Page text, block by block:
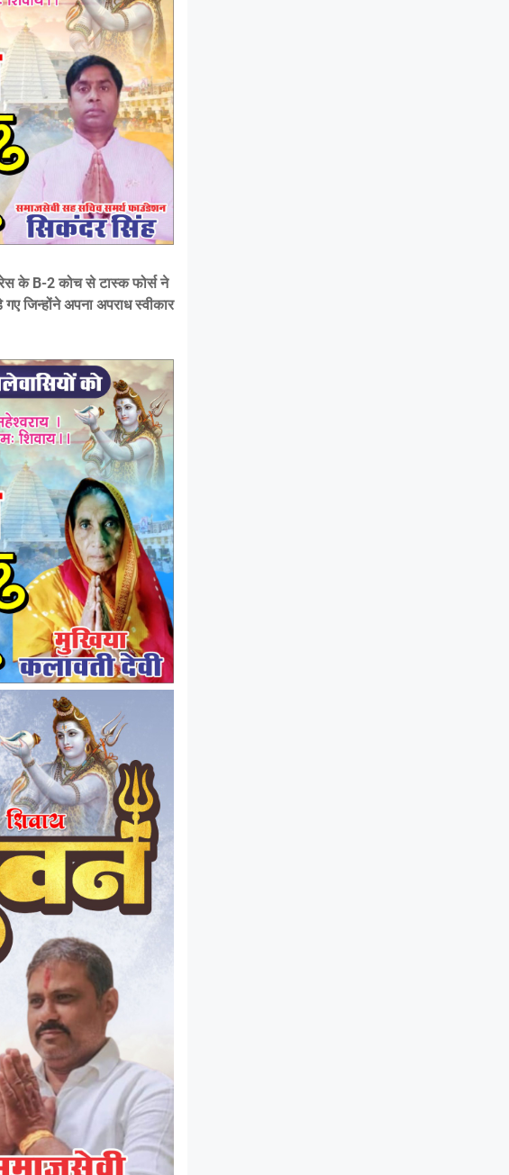
के B-2 कोच से टास्क फोर्स ने
जिन्होंने अपना अपराध स्वीकार